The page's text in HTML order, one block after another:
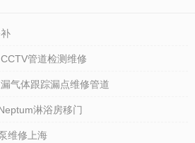
管道检测维修
气体跟踪漏点维修管道
淋浴房移门
维修上海